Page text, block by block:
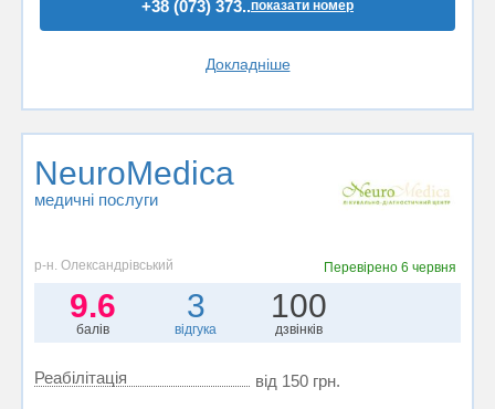
+38 (073) 373..показати номер
Докладніше
NeuroMedica
медичні послуги
р-н. Олександрівський Перевірено 6 червня
9.6
балів
3
відгука
100
дзвінків
Реабілітація від 150 грн.